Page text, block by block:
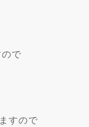
で
すので